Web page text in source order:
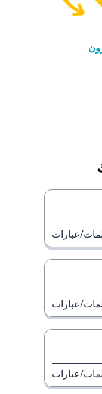
عبارات
عبارات
عبارات